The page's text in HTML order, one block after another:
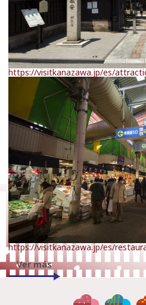
https://visitkanazawa.jp/es/
https://visitkanazawa.jp/es/
Ver más